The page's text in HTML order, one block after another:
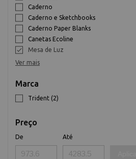
Caderno
Caderno e Sketchbooks
Caderno Paper Blanks
Canetas Ecoline
Mesa de Luz
Ver mais
Marca
Trident (2)
Preço
De Até